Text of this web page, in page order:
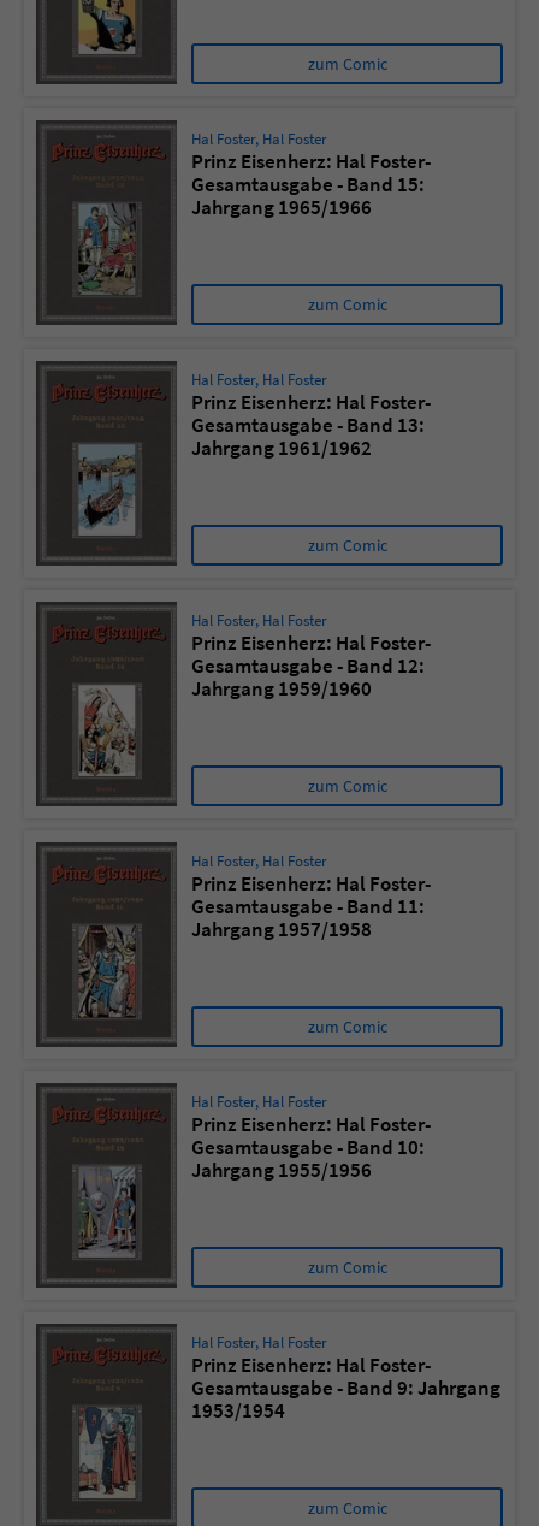
zum Comic
Hal Foster, Hal Foster
Prinz Eisenherz: Hal Foster-
Gesamtausgabe - Band 15:
Jahrgang 1965/1966
zum Comic
Hal Foster, Hal Foster
Prinz Eisenherz: Hal Foster-
Gesamtausgabe - Band 13:
Jahrgang 1961/1962
zum Comic
Hal Foster, Hal Foster
Prinz Eisenherz: Hal Foster-
Gesamtausgabe - Band 12:
Jahrgang 1959/1960
zum Comic
Hal Foster, Hal Foster
Prinz Eisenherz: Hal Foster-
Gesamtausgabe - Band 11:
Jahrgang 1957/1958
zum Comic
Hal Foster, Hal Foster
Prinz Eisenherz: Hal Foster-
Gesamtausgabe - Band 10:
Jahrgang 1955/1956
zum Comic
Hal Foster, Hal Foster
Prinz Eisenherz: Hal Foster-
Gesamtausgabe - Band 9: Jahrgang
1953/1954
zum Comic